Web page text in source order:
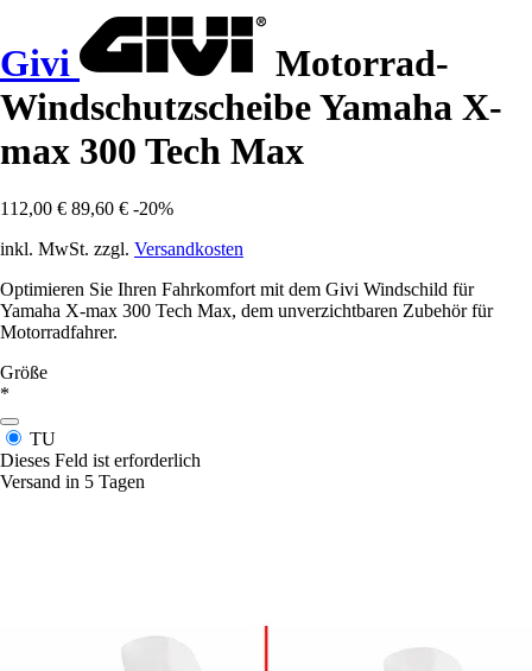
Givi
Motorrad-
Windschutzscheibe Yamaha X-
max 300 Tech Max
112,00 € 89,60 € -20%
inkl. MwSt. zzgl. Versandkosten
Optimieren Sie Ihren Fahrkomfort mit dem Givi Windschild für
Yamaha X-max 300 Tech Max, dem unverzichtbaren Zubehör für
Motorradfahrer.
Größe
*
TU
Dieses Feld ist erforderlich
Versand in 5 Tagen